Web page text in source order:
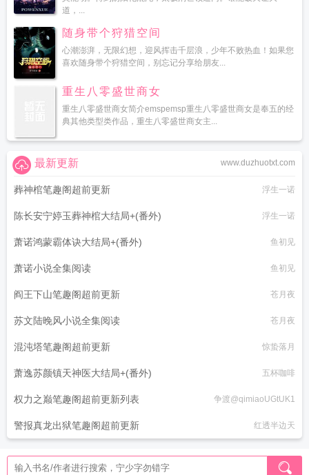
道，...
随身带个狩猎空间
心潮澎湃，无限幻想，迎风挥击千层浪，少年不败热血！如果您
喜欢随身带个狩猎空间，别忘记分享给朋友...
重生八零盛世商女
重生八零盛世商女简介emspemsp重生八零盛世商女是奉五的经
典其他类型类作品，重生八零盛世商女主...
www.duzhuotxt.com
最新更新
葬神棺笔趣阁超前更新 浮生一诺
陈长安宁婷玉葬神棺大结局+(番外) 浮生一诺
萧诺鸿蒙霸体诀大结局+(番外) 鱼初见
萧诺小说全集阅读 鱼初见
阎王下山笔趣阁超前更新 苍月夜
苏文陆晚风小说全集阅读 苍月夜
混沌塔笔趣阁超前更新 惊蛰落月
萧逸苏颜镇天神医大结局+(番外) 五杯咖啡
权力之巅笔趣阁超前更新列表 争渡@qimiaoUGtUK1
警报真龙出狱笔趣阁超前更新 红透半边天